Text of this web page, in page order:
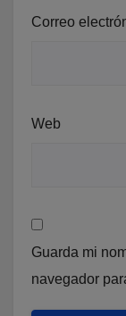
Correo
Web
Guarda mi
navegador